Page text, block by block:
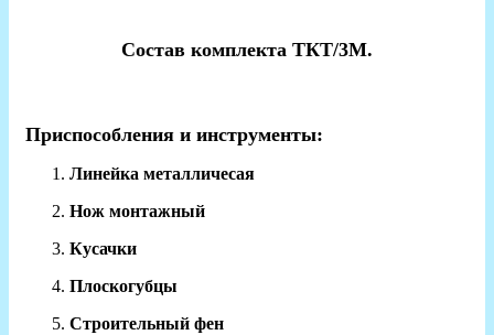
Состав комплекта ТКТ/3М.
Приспособления и инструменты:
Линейка металличесая
Нож монтажный
Кусачки
Плоскогубцы
Строительный фен